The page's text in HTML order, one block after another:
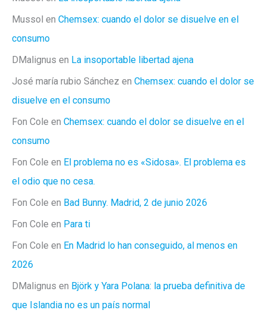
Mussol en Chemsex: cuando el dolor se disuelve en el
consumo
DMalignus en La insoportable libertad ajena
José maría rubio Sánchez en Chemsex: cuando el dolor se
disuelve en el consumo
Fon Cole en Chemsex: cuando el dolor se disuelve en el
consumo
Fon Cole en El problema no es «Sidosa». El problema es
el odio que no cesa.
Fon Cole en Bad Bunny. Madrid, 2 de junio 2026
Fon Cole en Para ti
Fon Cole en En Madrid lo han conseguido, al menos en
2026
DMalignus en Björk y Yara Polana: la prueba definitiva de
que Islandia no es un país normal